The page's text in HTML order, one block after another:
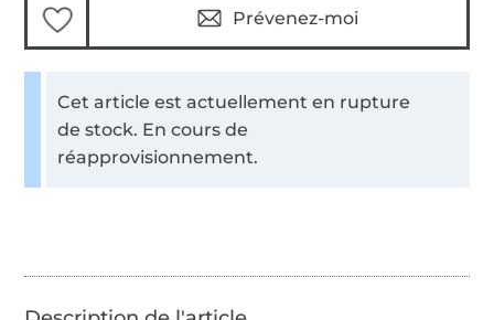
Prévenez-moi
Cet article est actuellement en rupture
de stock. En cours de
réapprovisionnement.